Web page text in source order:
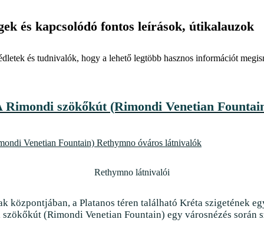
és kapcsolódó fontos leírások, útikalauzok
és tudnivalók, hogy a lehető legtöbb hasznos információt
Rimondi szökőkút (Rimondi Venetian
Rethymno látnivalói
központjában, a Platanos téren található Kréta szigetének
(Rimondi Venetian Fountain) egy városnézés során